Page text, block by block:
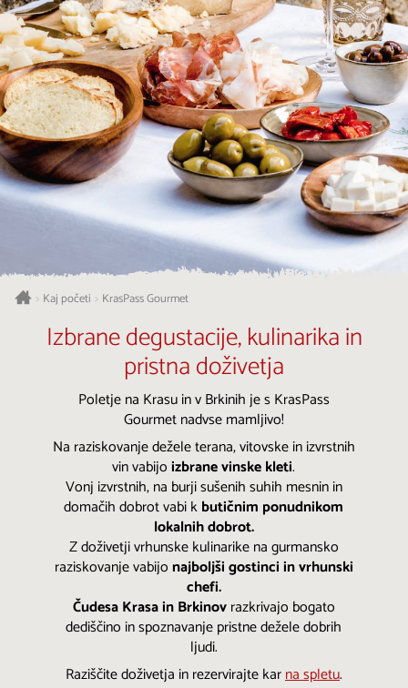
> Kaj početi > KrasPass Gourmet
Izbrane degustacije, kulinarika in
pristna doživetja
Poletje na Krasu in v Brkinih je s KrasPass
Gourmet nadvse mamljivo!
Na raziskovanje dežele terana, vitovske in izvrstnih
vin vabijoizbrane vinske kleti.
Vonj izvrstnih, na burji sušenih suhih mesnin in
domačih dobrot vabi kbutičnim ponudnikom
lokalnih dobrot.
Z doživetji vrhunske kulinarike na gurmansko
raziskovanje vabijonajboljši gostinci in vrhunski
chefi.
Čudesa Krasa in Brkinovrazkrivajo bogato
dediščino in spoznavanje pristne dežele dobrih
ljudi.
Raziščite doživetja in rezervirajte karna spletu.